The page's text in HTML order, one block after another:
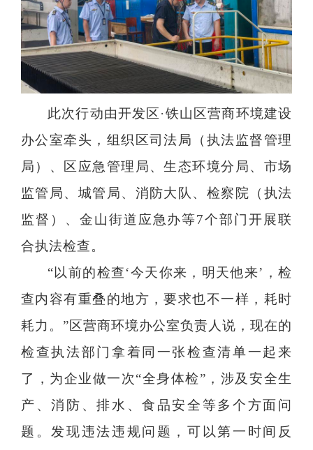
此次行动由开发区·铁山区营商环境建设
办公室牵头，组织区司法局（执法监督管理
局）、区应急管理局、生态环境分局、市场
监管局、城管局、消防大队、检察院（执法
监督）、金山街道应急办等7个部门开展联
合执法检查。
“以前的检查‘今天你来，明天他来’，检
查内容有重叠的地方，要求也不一样，耗时
耗力。”区营商环境办公室负责人说，现在的
检查执法部门拿着同一张检查清单一起来
了，为企业做一次“全身体检”，涉及安全生
产、消防、排水、食品安全等多个方面问
题。发现违法违规问题，可以第一时间反